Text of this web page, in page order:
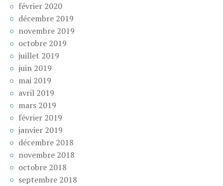
février 2020
décembre 2019
novembre 2019
octobre 2019
juillet 2019
juin 2019
mai 2019
avril 2019
mars 2019
février 2019
janvier 2019
décembre 2018
novembre 2018
octobre 2018
septembre 2018